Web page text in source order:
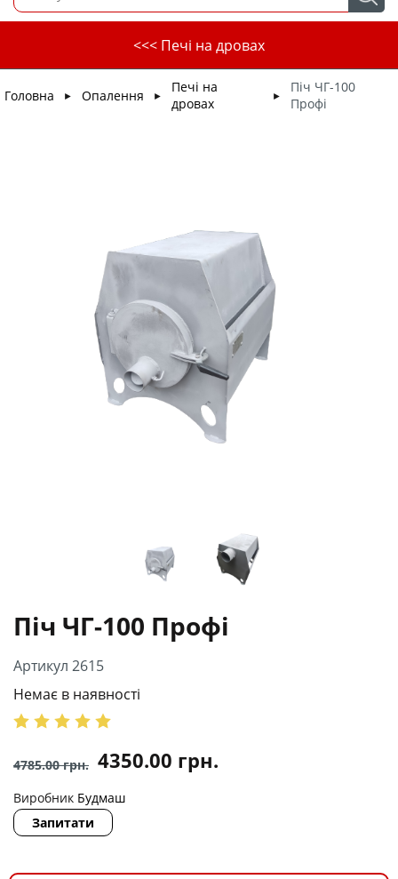
<<< Печі на дровах
Головна ► Опалення ►
Печі на
дровах
►
Піч ЧГ-100
Профі
Піч ЧГ-100 Профі
Артикул 2615
Немає в наявності
4785.00грн. 4350.00 грн.
Виробник Будмаш
Запитати